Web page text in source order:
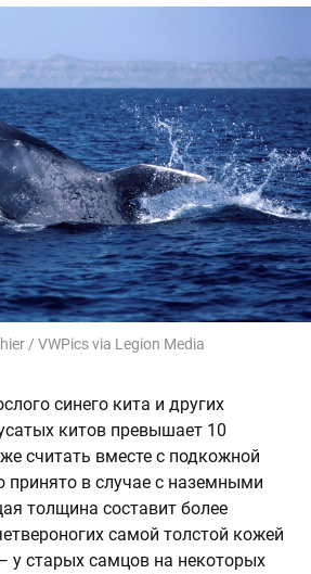
/ VWPics via Legion Media
синего кита и других
китов превышает 10
считать вместе с подкожной
принято в случае с наземными
толщина составит более
самой толстой кожей
у старых самцов на некоторых